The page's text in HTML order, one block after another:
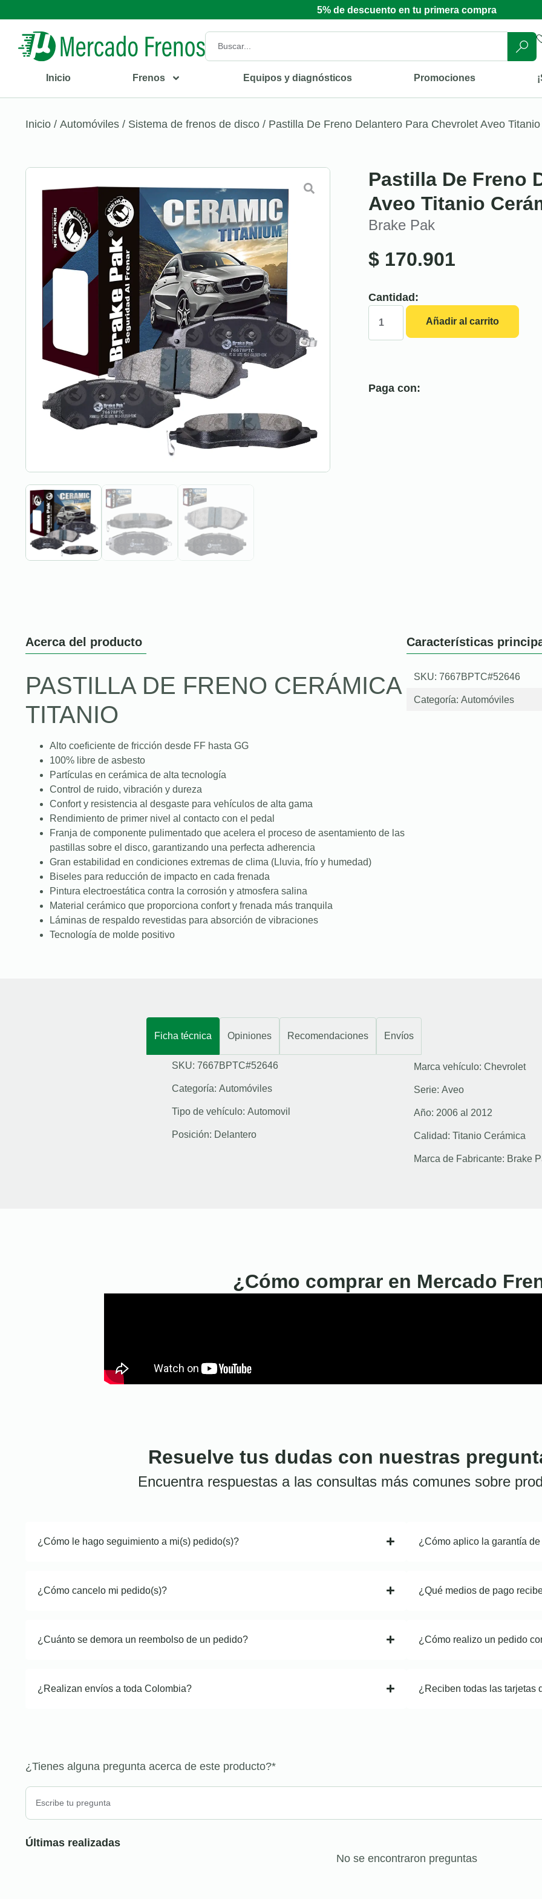
5% de descuento en tu primera compra
Inicio Frenos Equipos y diagnósticos Promociones
Inicio / Automóviles / Sistema de frenos de disco / Pastilla De Freno Delantero Para Chevrolet Aveo
Pastilla De Freno
Aveo Titanio
Brake Pak
$ 170.901
Cantidad:
Añadir al carrito
Paga con:
Acerca del producto
PASTILLA DE FRENO CERÁMICA
TITANIO
Alto coeficiente de fricción desde FF hasta GG
100% libre de asbesto
Partículas en cerámica de alta tecnología
Control de ruido, vibración y dureza
Confort y resistencia al desgaste para vehículos de alta gama
Rendimiento de primer nivel al contacto con el pedal
Franja de componente pulimentado que acelera el proceso de asentamiento de las
pastillas sobre el disco, garantizando una perfecta adherencia
Gran estabilidad en condiciones extremas de clima (Lluvia, frío y humedad)
Biseles para reducción de impacto en cada frenada
Pintura electroestática contra la corrosión y atmosfera salina
Material cerámico que proporciona confort y frenada más tranquila
Láminas de respaldo revestidas para absorción de vibraciones
Tecnología de molde positivo
Características
SKU: 7667BPTC#52646
Categoría: Automóviles
Ficha técnica Opiniones Recomendaciones Envíos
SKU: 7667BPTC#52646
Categoría: Automóviles
Tipo de vehículo: Automovil
Posición: Delantero
Marca vehículo: Chevrolet
Serie: Aveo
Año: 2006 al 2012
Calidad: Titanio Cerámica
Marca de Fabricante: Brake
¿Cómo comprar en Mercado
Resuelve tus dudas con nuestras
Encuentra respuestas a las consultas más comunes sobre
¿Cómo le hago seguimiento a mi(s) pedido(s)?
¿Cómo cancelo mi pedido(s)?
¿Cuánto se demora un reembolso de un pedido?
¿Realizan envíos a toda Colombia?
¿Cómo aplico la garantía
¿Qué medios de pago
¿Cómo realizo un pedido
¿Reciben todas las tarjetas
¿Tienes alguna pregunta acerca de este producto?*
Últimas realizadas
No se encontraron preguntas